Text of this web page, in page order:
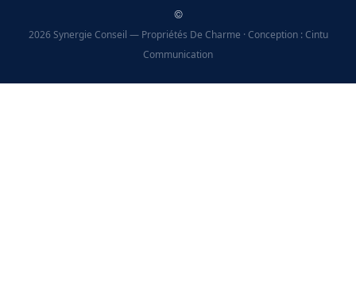
©
2026 Synergie Conseil — Propriétés De Charme · Conception : Cintu
Communication